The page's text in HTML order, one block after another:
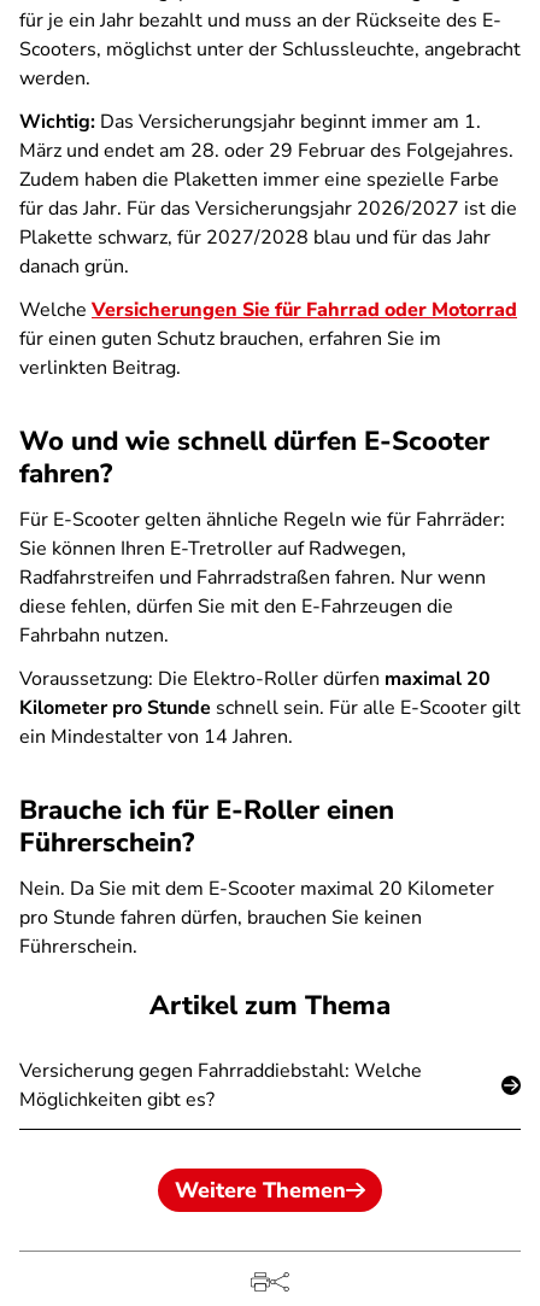
für je ein Jahr bezahlt und muss an der Rückseite des E-
Scooters, möglichst unter der Schlussleuchte, angebracht
werden.
Wichtig: Das Versicherungsjahr beginnt immer am 1.
März und endet am 28. oder 29 Februar des Folgejahres.
Zudem haben die Plaketten immer eine spezielle Farbe
für das Jahr. Für das Versicherungsjahr 2026/2027 ist die
Plakette schwarz, für 2027/2028 blau und für das Jahr
danach grün.
Welche Versicherungen Sie für Fahrrad oder Motorrad
für einen guten Schutz brauchen, erfahren Sie im
verlinkten Beitrag.
Wo und wie schnell dürfen E-Scooter
fahren?
Für E-Scooter gelten ähnliche Regeln wie für Fahrräder:
Sie können Ihren E-Tretroller auf Radwegen,
Radfahrstreifen und Fahrradstraßen fahren. Nur wenn
diese fehlen, dürfen Sie mit den E-Fahrzeugen die
Fahrbahn nutzen.
Voraussetzung: Die Elektro-Roller dürfen maximal 20
Kilometer pro Stunde schnell sein. Für alle E-Scooter gilt
ein Mindestalter von 14 Jahren.
Brauche ich für E-Roller einen
Führerschein?
Nein. Da Sie mit dem E-Scooter maximal 20 Kilometer
pro Stunde fahren dürfen, brauchen Sie keinen
Führerschein.
Artikel zum Thema
Versicherung gegen Fahrraddiebstahl: Welche
Möglichkeiten gibt es?
Weitere Themen